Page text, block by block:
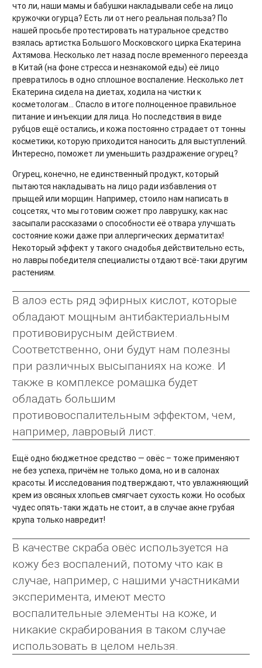
что ли, наши мамы и бабушки накладывали себе на лицо
кружочки огурца? Есть ли от него реальная польза? По
нашей просьбе протестировать натуральное средство
взялась артистка Большого Московского цирка Екатерина
Ахтямова. Несколько лет назад после временного переезда
в Китай (на фоне стресса и незнакомой еды) её лицо
превратилось в одно сплошное воспаление. Несколько лет
Екатерина сидела на диетах, ходила на чистки к
косметологам... Спасло в итоге полноценное правильное
питание и инъекции для лица. Но последствия в виде
рубцов ещё остались, и кожа постоянно страдает от тонны
косметики, которую приходится наносить для выступлений.
Интересно, поможет ли уменьшить раздражение огурец?
Огурец, конечно, не единственный продукт, который
пытаются накладывать на лицо ради избавления от
прыщей или морщин. Например, стоило нам написать в
соцсетях, что мы готовим сюжет про лаврушку, как нас
засыпали рассказами о способности её отвара улучшать
состояние кожи даже при аллергических дерматитах!
Некоторый эффект у такого снадобья действительно есть,
но лавры победителя специалисты отдают всё-таки другим
растениям.
В алоэ есть ряд эфирных кислот, которые
обладают мощным антибактериальным
противовирусным действием.
Соответственно, они будут нам полезны
при различных высыпаниях на коже. И
также в комплексе ромашка будет
обладать большим
противовоспалительным эффектом, чем,
например, лавровый лист.
Ещё одно бюджетное средство — овёс – тоже применяют
не без успеха, причём не только дома, но и в салонах
красоты. И исследования подтверждают, что увлажняющий
крем из овсяных хлопьев смягчает сухость кожи. Но особых
чудес опять-таки ждать не стоит, а в случае акне грубая
крупа только навредит!
В качестве скраба овёс используется на
кожу без воспалений, потому что как в
случае, например, с нашими участниками
эксперимента, имеют место
воспалительные элементы на коже, и
никакие скрабирования в таком случае
использовать в целом нельзя.